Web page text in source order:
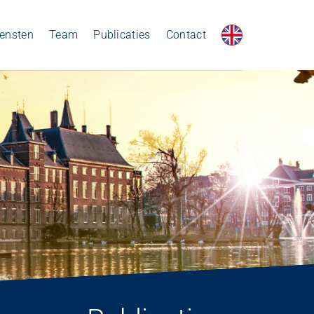
Team Publicaties Contact